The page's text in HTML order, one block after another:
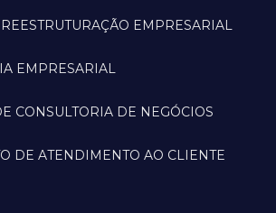
REESTRUTURAÇÃO EMPRESARIAL
EMPRESARIAL
CONSULTORIA DE NEGÓCIOS
DE ATENDIMENTO AO CLIENTE